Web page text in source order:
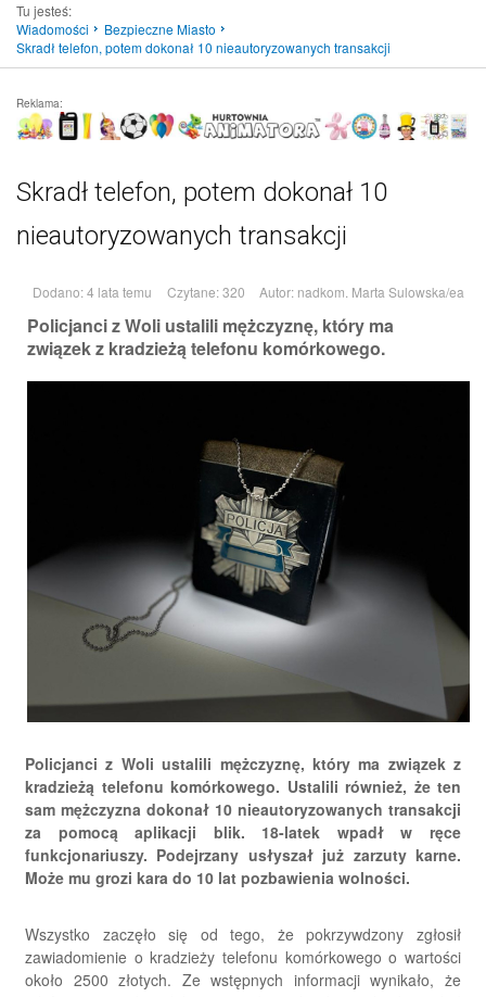
Tu jesteś:
Wiadomości
Bezpieczne Miasto
Skradł telefon, potem dokonał 10 nieautoryzowanych transakcji
Reklama:
Skradł telefon, potem dokonał 10
nieautoryzowanych transakcji
Dodano: 4 lata temu Czytane: 320 Autor: nadkom. Marta Sulowska/ea
Policjanci z Woli ustalili mężczyznę, który ma
związek z kradzieżą telefonu komórkowego.
Policjanci z Woli ustalili mężczyznę, który ma związek z
kradzieżą telefonu komórkowego. Ustalili również, że ten
sam mężczyzna dokonał 10 nieautoryzowanych transakcji
za pomocą aplikacji blik. 18-latek wpadł w ręce
funkcjonariuszy. Podejrzany usłyszał już zarzuty karne.
Może mu grozi kara do 10 lat pozbawienia wolności.
Wszystko zaczęło się od tego, że pokrzywdzony zgłosił
zawiadomienie o kradzieży telefonu komórkowego o wartości
około 2500 złotych. Ze wstępnych informacji wynikało, że